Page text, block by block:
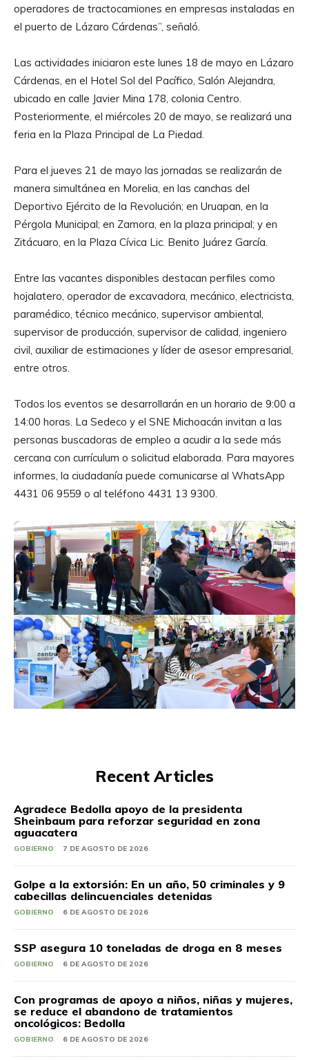
operadores de tractocamiones en empresas instaladas en
el puerto de Lázaro Cárdenas”, señaló.
Las actividades iniciaron este lunes 18 de mayo en Lázaro
Cárdenas, en el Hotel Sol del Pacífico, Salón Alejandra,
ubicado en calle Javier Mina 178, colonia Centro.
Posteriormente, el miércoles 20 de mayo, se realizará una
feria en la Plaza Principal de La Piedad.
Para el jueves 21 de mayo las jornadas se realizarán de
manera simultánea en Morelia, en las canchas del
Deportivo Ejército de la Revolución; en Uruapan, en la
Pérgola Municipal; en Zamora, en la plaza principal; y en
Zitácuaro, en la Plaza Cívica Lic. Benito Juárez García.
Entre las vacantes disponibles destacan perfiles como
hojalatero, operador de excavadora, mecánico, electricista,
paramédico, técnico mecánico, supervisor ambiental,
supervisor de producción, supervisor de calidad, ingeniero
civil, auxiliar de estimaciones y líder de asesor empresarial,
entre otros.
Todos los eventos se desarrollarán en un horario de 9:00 a
14:00 horas. La Sedeco y el SNE Michoacán invitan a las
personas buscadoras de empleo a acudir a la sede más
cercana con currículum o solicitud elaborada. Para mayores
informes, la ciudadanía puede comunicarse al WhatsApp
4431 06 9559 o al teléfono 4431 13 9300.
Recent Articles
Agradece Bedolla apoyo de la presidenta
Sheinbaum para reforzar seguridad en zona
aguacatera
GOBIERNO 7 DE AGOSTO DE 2026
Golpe a la extorsión: En un año, 50 criminales y 9
cabecillas delincuenciales detenidas
GOBIERNO 6 DE AGOSTO DE 2026
SSP asegura 10 toneladas de droga en 8 meses
GOBIERNO 6 DE AGOSTO DE 2026
Con programas de apoyo a niños, niñas y mujeres,
se reduce el abandono de tratamientos
oncológicos: Bedolla
GOBIERNO 6 DE AGOSTO DE 2026